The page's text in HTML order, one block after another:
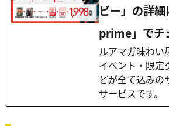
ビー」の詳
prime」でチ
ルアマガ味わい
イベント・限定
どが全て込みの
サービスです。